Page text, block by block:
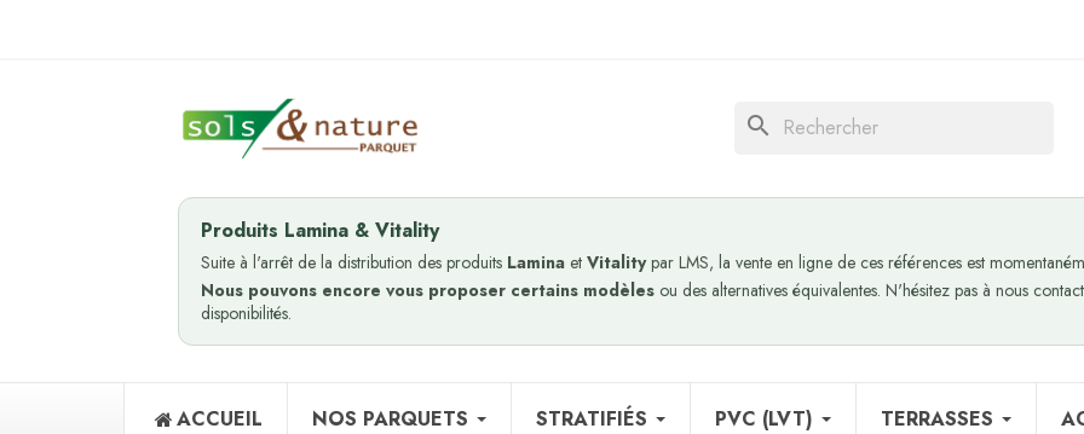
search
Produits Lamina & Vitality
Suite à l'arrêt de la distribution des produits Lamina et Vitalitypar LMS, la vente en ligne de ces références est
Nous pouvons encore vous proposer certains modèles ou des alternatives équivalentes. N'hésitez pas à nous
disponibilités.
ACCUEIL NOS PARQUETS STRATIFIÉS PVC (LVT) TERRASSES